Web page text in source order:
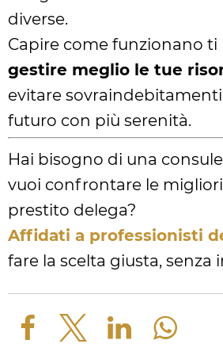
diverse.
Capire come funzionano
gestire meglio le tue
evitare
futuro con più serenità.
Hai bisogno di una
vuoi confrontare le
prestito delega?
Affidati a professionisti
fare la scelta giusta, senza